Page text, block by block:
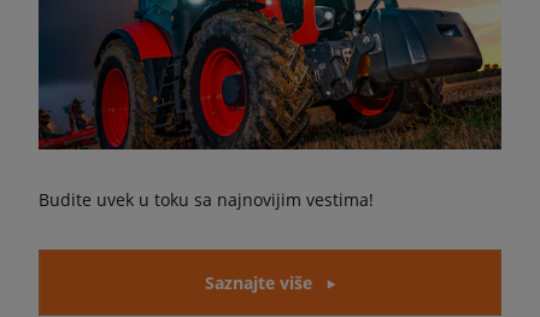
Budite uvek u toku sa najnovijim vestima!
Saznajte više